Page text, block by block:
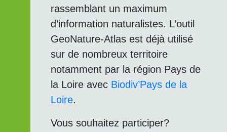
rassemblant un maximum
d’information naturalistes. L’outil
GeoNature-Atlas est déjà utilisé
sur de nombreux territoire
notamment par la région Pays de
la Loire avec Biodiv’Pays de la
Loire.
Vous souhaitez participer?